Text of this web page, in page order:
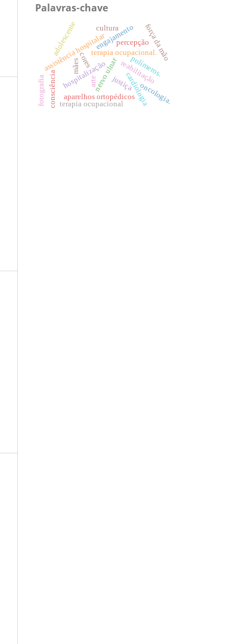
Palavras-chave
assistência hospitalar
cardiologia
hospitalização
terapia ocupacional.
aparelhos ortopédicos
reabilitação
polímeros.
nervo ulnar
força da mão
terapia ocupacional
engajamento
consciência
percepção
adolescente
justiça
cores
fotografia oncologia.
mães
cultura
arte